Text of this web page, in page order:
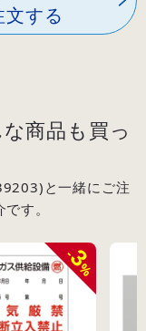
する
商品も買っ
と一緒にご注
す。
-
3
%